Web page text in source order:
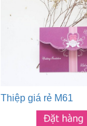
Thiệp giá rẻ M61